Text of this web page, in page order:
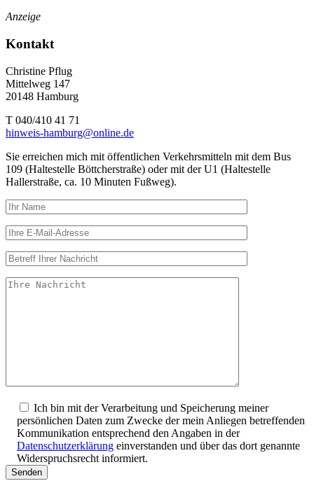
Anzeige
Kontakt
Christine Pflug
Mittelweg 147
20148 Hamburg
T 040/410 41 71
hinweis-hamburg@online.de
Sie erreichen mich mit öffentlichen Verkehrsmitteln mit dem Bus
109 (Haltestelle Böttcherstraße) oder mit der U1 (Haltestelle
Hallerstraße, ca. 10 Minuten Fußweg).
Ich bin mit der Verarbeitung und Speicherung meiner
persönlichen Daten zum Zwecke der mein Anliegen betreffenden
Kommunikation entsprechend den Angaben in der
Datenschutzerklärung einverstanden und über das dort genannte
Widerspruchsrecht informiert.